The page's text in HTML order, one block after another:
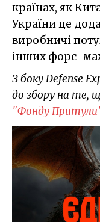
країнах, як
України це
виробничі
інших форс-
З боку Defense
до збору на те,
"Фонду